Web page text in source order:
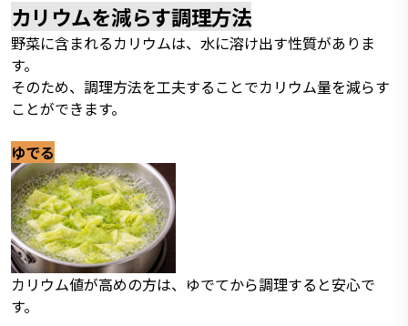
カリウムを減らす調理方法
野菜に含まれるカリウムは、水に溶け出す性質がありま
す。
そのため、調理方法を工夫することでカリウム量を減らす
ことができます。
ゆでる
カリウム値が高めの方は、ゆでてから調理すると安心で
す。